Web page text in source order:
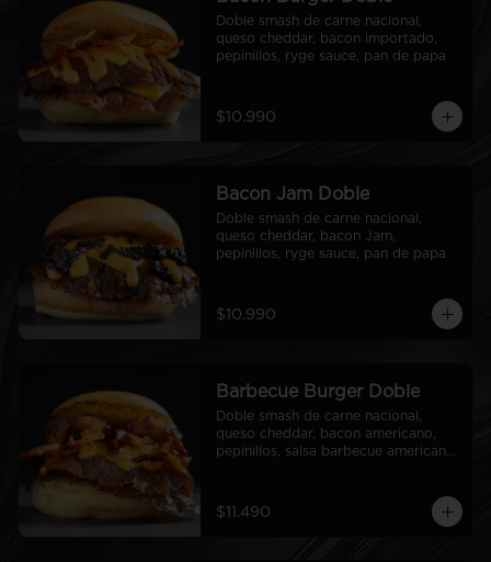
Doble smash de carne nacional,
queso cheddar, bacon importado,
pepinillos, ryge sauce, pan de papa
$10.990
Bacon Jam Doble
Doble smash de carne nacional,
queso cheddar, bacon Jam,
pepinillos, ryge sauce, pan de papa
$10.990
Barbecue Burger Doble
Doble smash de carne nacional,
queso cheddar, bacon americano,
pepinillos, salsa barbecue americana,
$11.490